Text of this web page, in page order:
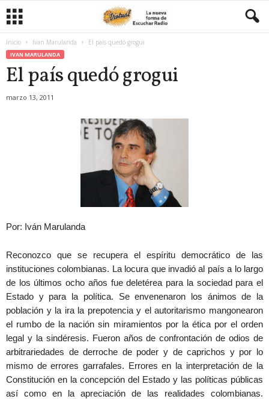
Inicio Ivan Marulanda El país quedó grogui
IVAN MARULANDA
El país quedó grogui
marzo 13, 2011
Por: Iván Marulanda
Reconozco que se recupera el espíritu democrático de las
instituciones colombianas. La locura que invadió al país a lo largo
de los últimos ocho años fue deletérea para la sociedad para el
Estado y para la política. Se envenenaron los ánimos de la
población y la ira la prepotencia y el autoritarismo mangonearon
el rumbo de la nación sin miramientos por la ética por el orden
legal y la sindéresis. Fueron años de confrontación de odios de
arbitrariedades de derroche de poder y de caprichos y por lo
mismo de errores garrafales. Errores en la interpretación de la
Constitución en la concepción del Estado y las políticas públicas
así como en la apreciación de las realidades colombianas.